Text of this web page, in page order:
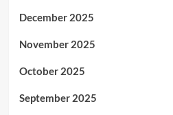
December 2025
November 2025
October 2025
September 2025